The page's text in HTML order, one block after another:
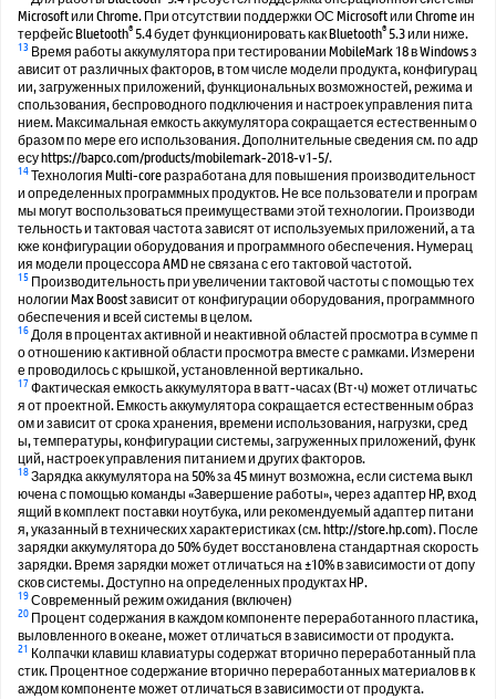
Microsoft или Chrome. При отсутствии поддержки ОС Microsoft или Chrome ин
терфейс Bluetooth® 5.4 будет функционировать как Bluetooth® 5.3 или ниже.
13 Время работы аккумулятора при тестировании MobileMark 18 в Windows з
ависит от различных факторов, в том числе модели продукта, конфигурац
ии, загруженных приложений, функциональных возможностей, режима и
спользования, беспроводного подключения и настроек управления пита
нием. Максимальная емкость аккумулятора сокращается естественным о
бразом по мере его использования. Дополнительные сведения см. по адр
есу https://bapco.com/products/mobilemark-2018-v1-5/.
14Технология Multi-core разработана для повышения производительност
и определенных программных продуктов. Не все пользователи и програм
мы могут воспользоваться преимуществами этой технологии. Производи
тельность и тактовая частота зависят от используемых приложений, а та
кже конфигурации оборудования и программного обеспечения. Нумерац
ия модели процессора AMD не связана с его тактовой частотой.
15 Производительность при увеличении тактовой частоты с помощью тех
нологии Max Boost зависит от конфигурации оборудования, программного
обеспечения и всей системы в целом.
16Доля в процентах активной и неактивной областей просмотра в сумме п
о отношению к активной области просмотра вместе с рамками. Измерени
е проводилось с крышкой, установленной вертикально.
17Фактическая емкость аккумулятора в ватт-часах (Вт⋅ч) может отличатьс
я от проектной. Емкость аккумулятора сокращается естественным образ
ом и зависит от срока хранения, времени использования, нагрузки, сред
ы, температуры, конфигурации системы, загруженных приложений, функ
ций, настроек управления питанием и других факторов.
18Зарядка аккумулятора на 50% за 45 минут возможна, если система выкл
ючена с помощью команды «Завершение работы», через адаптер HP, вход
ящий в комплект поставки ноутбука, или рекомендуемый адаптер питани
я, указанный в технических характеристиках (см. http://store.hp.com). После
зарядки аккумулятора до 50% будет восстановлена стандартная скорость
зарядки. Время зарядки может отличаться на ±10% в зависимости от допу
сков системы. Доступно на определенных продуктах HP.
19Современный режим ожидания (включен)
20 Процент содержания в каждом компоненте переработанного пластика,
выловленного в океане, может отличаться в зависимости от продукта.
21 Колпачки клавиш клавиатуры содержат вторично переработанный пла
стик. Процентное содержание вторично переработанных материалов в к
аждом компоненте может отличаться в зависимости от продукта.